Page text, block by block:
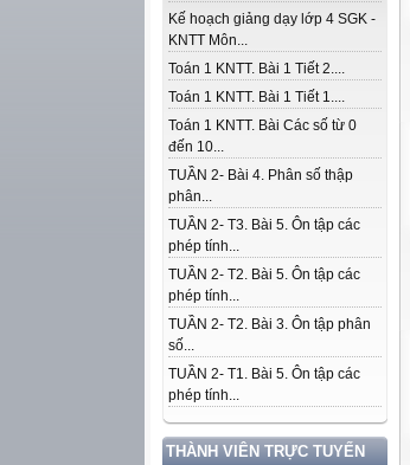
Kế hoạch giảng dạy lớp 4 SGK -
KNTT Môn...
Toán 1 KNTT. Bài 1 Tiết 2....
Toán 1 KNTT. Bài 1 Tiết 1....
Toán 1 KNTT. Bài Các số từ 0
đến 10...
TUẦN 2- Bài 4. Phân số thập
phân...
TUẦN 2- T3. Bài 5. Ôn tập các
phép tính...
TUẦN 2- T2. Bài 5. Ôn tập các
phép tính...
TUẦN 2- T2. Bài 3. Ôn tập phân
số...
TUẦN 2- T1. Bài 5. Ôn tập các
phép tính...
THÀNH VIÊN TRỰC TUYẾN